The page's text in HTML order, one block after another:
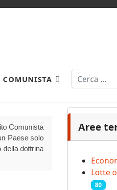
Cerca
Comunista
Paese solo
della dottrina
Aree
Lotte
80